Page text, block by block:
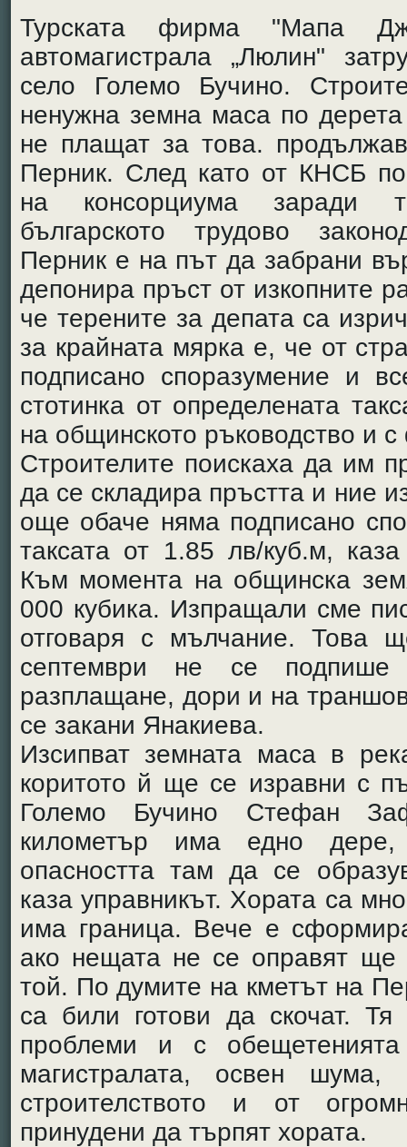
Турската фирма "Мапа
автомагистрала „Люлин"
село Големо Бучино.
ненужна земна маса по
не плащат за това.
Перник. След като от КНСБ
на консорциума заради
българското трудово
Перник е на път да забрани
депонира пръст от изкопните
че терените за депата са
за крайната мярка е, че от
подписано споразумение и
стотинка от определената
на общинското ръководство и
Строителите поискаха да им
да се складира пръстта и ние
още обаче няма подписано
таксата от 1.85 лв/куб.м,
Към момента на общинска
000 кубика. Изпращали сме
отговаря с мълчание. Това
септември не се
разплащане, дори и на
се закани Янакиева.
Изсипват земната маса в
коритото й ще се изравни с
Големо Бучино Стефан
километър има едно
опасността там да се
каза управникът. Хората са
има граница. Вече е
ако нещата не се оправят ще
той. По думите на кметът на
са били готови да скочат.
проблеми и с
магистралата, освен
строителството и от
принудени да търпят хората.